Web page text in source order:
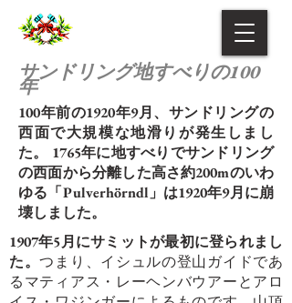
サンドリング地すべりの100
年
100年前の1920年9月、サンドリングの
西面で大規模な地滑りが発生しまし
た。 1765年に地すべりでサンドリング
の西面から分離した高さ約200mのいわ
ゆる「Pulverhörndl」は1920年9月に崩
壊しました。
1907年5月にサミットが最初に登られまし
た。つまり、イシュルの登山ガイドであ
るマティアス・レーヘンバウアーとアロ